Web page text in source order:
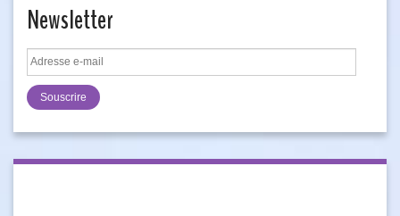
Newsletter
Adresse
e-
mail